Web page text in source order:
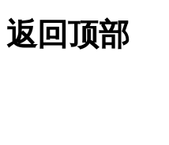
返回顶部